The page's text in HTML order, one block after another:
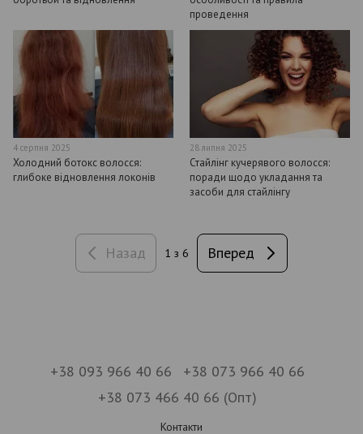
проведення
4 серпня 2025
Холодний ботокс волосся:
глибоке відновлення локонів
28 липня 2025
Стайлінг кучерявого волосся:
поради щодо укладання та
засоби для стайлінгу
Назад 1 з 6 Вперед
+38 093 966 40 66
+38 073 966 40 66
+38 073 466 40 66 (Опт)
Контакти